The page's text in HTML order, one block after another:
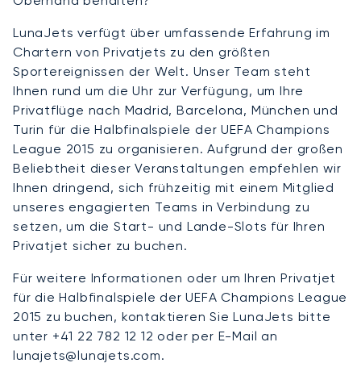
LunaJets verfügt über umfassende Erfahrung im
Chartern von Privatjets zu den größten
Sportereignissen der Welt. Unser Team steht
Ihnen rund um die Uhr zur Verfügung, um Ihre
Privatflüge nach Madrid, Barcelona, München und
Turin für die Halbfinalspiele der UEFA Champions
League 2015 zu organisieren. Aufgrund der großen
Beliebtheit dieser Veranstaltungen empfehlen wir
Ihnen dringend, sich frühzeitig mit einem Mitglied
unseres engagierten Teams in Verbindung zu
setzen, um die Start- und Lande-Slots für Ihren
Privatjet sicher zu buchen.
Für weitere Informationen oder um Ihren Privatjet
für die Halbfinalspiele der UEFA Champions League
2015 zu buchen, kontaktieren Sie LunaJets bitte
unter +41 22 782 12 12 oder per E-Mail an
lunajets@lunajets.com.